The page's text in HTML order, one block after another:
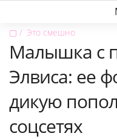
▢ Это смешно
Малышка с
Элвиса: ее
дикую
соцсетях